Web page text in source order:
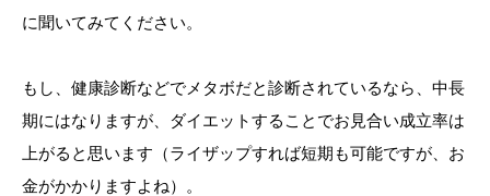
に聞いてみてください。
もし、健康診断などでメタボだと診断されているなら、中長
期にはなりますが、ダイエットすることでお見合い成立率は
上がると思います（ライザップすれば短期も可能ですが、お
金がかかりますよね）。